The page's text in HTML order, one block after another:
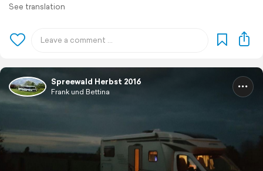
See translation
Spreewald Herbst 2016
Frank und Bettina